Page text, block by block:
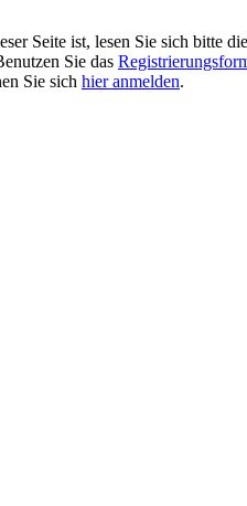
Seite ist, lesen Sie sich bitte die
Sie das
Sie sich hier anmelden.